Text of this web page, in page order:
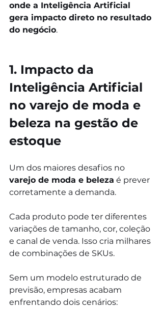
onde a Inteligência Artificial
gera impacto direto no resultado
do negócio.
1. Impacto da
Inteligência Artificial
no varejo de moda e
beleza na gestão de
estoque
Um dos maiores desafios no
varejo de moda e beleza é prever
corretamente a demanda.
Cada produto pode ter diferentes
variações de tamanho, cor, coleção
e canal de venda. Isso cria milhares
de combinações de SKUs.
Sem um modelo estruturado de
previsão, empresas acabam
enfrentando dois cenários: